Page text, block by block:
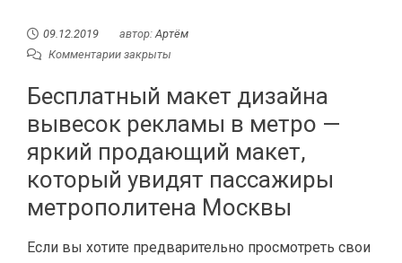
09.12.2019 автор:Артём
Комментарии закрыты
Бесплатный макет дизайна
вывесок рекламы в метро —
яркий продающий макет,
который увидят пассажиры
метрополитена Москвы
Если вы хотите предварительно просмотреть свои